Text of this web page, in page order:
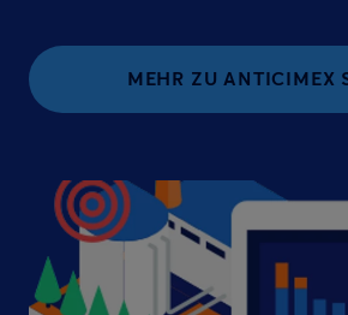
MEHR ZU ANTICIMEX